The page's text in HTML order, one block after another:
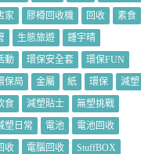
家
膠樽回收機 回收
素食
生態旅遊
鍾宇晴
動
環保安全套
環保FUN
保局
金屬 紙 環保
減塑
食
減塑貼士
無塑挑戰
塑日常
電池
電池回收
收
電腦回收
StuffBOX